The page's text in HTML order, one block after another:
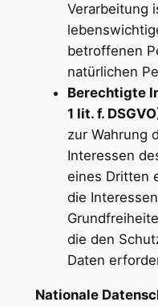
Verarbeitung
betroffenen
natürlichen
Berechtigte
1 lit. f.
zur Wahrung
Interessen
eines Dritten
die
die den
Daten
Nationale